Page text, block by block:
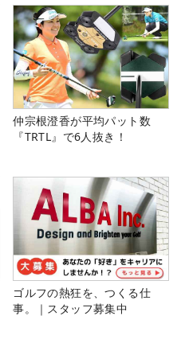
仲宗根澄香が平均パット数
『TRTL』で6人抜き！
ゴルフの熱狂を、つくる仕
事。｜スタッフ募集中